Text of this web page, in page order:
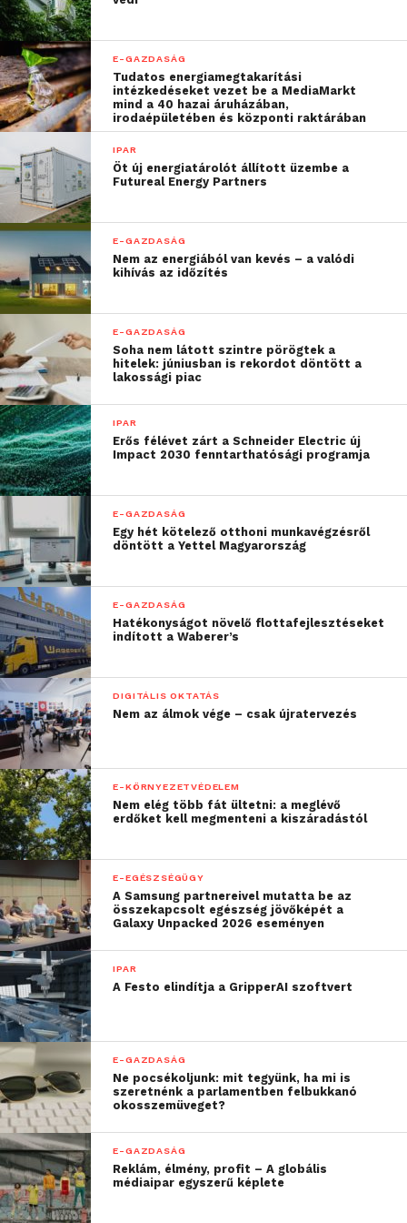
teszik a döntéshozatalt, hanem csökkentik a hibák
esélyét is. Azok a cégvezetők, akik időben
hozzáférnek a releváns információkhoz,
megalapozottabb és biztonságosabb döntéseket
hozhatnak, ezzel is erősítve vállalkozásuk pozícióját
a piacon.
A technológia folyamatos fejlődésével ezek a
rendszerek egyre okosabbá és rugalmasabbá válnak,
ami még inkább támogatja a vállalkozásokat a
gyorsan változó gazdasági környezetben.
További friss híreket talál a
Csatlakozzon hozzánk a
E-GAZDASÁG
Tudatos energiamegtakarítási
intézkedéseket vezet be a MediaMarkt
mind a 40 hazai áruházában,
irodaépületében és központi raktárában
IPAR
Öt új energiatárolót állított üzembe a
Futureal Energy Partners
E-GAZDASÁG
Nem az energiából van kevés – a valódi
kihívás az időzítés
E-GAZDASÁG
Soha nem látott szintre pörögtek a
hitelek: júniusban is rekordot döntött a
lakossági piac
IPAR
Erős félévet zárt a Schneider Electric új
Impact 2030 fenntarthatósági programja
E-GAZDASÁG
Egy hét kötelező otthoni munkavégzésről
döntött a Yettel Magyarország
E-GAZDASÁG
Hatékonyságot növelő flottafejlesztéseket
indított a Waberer’s
DIGITÁLIS OKTATÁS
Nem az álmok vége – csak újratervezés
E-KÖRNYEZETVÉDELEM
Nem elég több fát ültetni: a meglévő
erdőket kell megmenteni a kiszáradástól
E-EGÉSZSÉGÜGY
A Samsung partnereivel mutatta be az
összekapcsolt egészség jövőképét a
Galaxy Unpacked 2026 eseményen
IPAR
A Festo elindítja a GripperAI szoftvert
E-GAZDASÁG
Ne pocsékoljunk: mit tegyünk, ha mi is
szeretnénk a parlamentben felbukkanó
okosszemüveget?
E-GAZDASÁG
Reklám, élmény, profit – A globális
médiaipar egyszerű képlete